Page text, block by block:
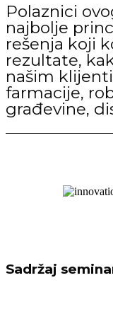
Polaznici
najbolje
rešenja koji
rezultate,
našim
farmacije,
građevine,
Sadržaj